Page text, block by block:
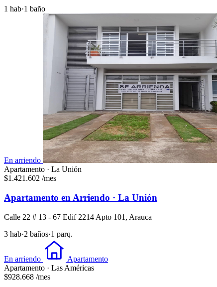
1 hab·1 baño
En arriendo
Apartamento · La Unión
$1.421.602 /mes
Apartamento en Arriendo · La Unión
Calle 22 # 13 - 67 Edif 2214 Apto 101, Arauca
3 hab·2 baños·1 parq.
En arriendo
Apartamento
Apartamento · Las Américas
$928.668 /mes